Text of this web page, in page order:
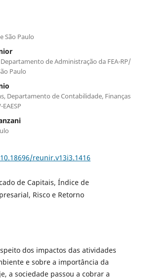
São Paulo
de Administração da FEA-RP/
Paulo
Departamento de Contabilidade, Finanças
reunir.v13i3.1416
de Capitais, Índice de
Risco e Retorno
dos impactos das atividades
e sobre a importância da
a sociedade passou a cobrar a